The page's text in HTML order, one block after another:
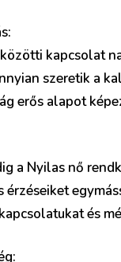
kapcsolat
szeretik a
erős alapot
a Nyilas nő
érzéseiket
és